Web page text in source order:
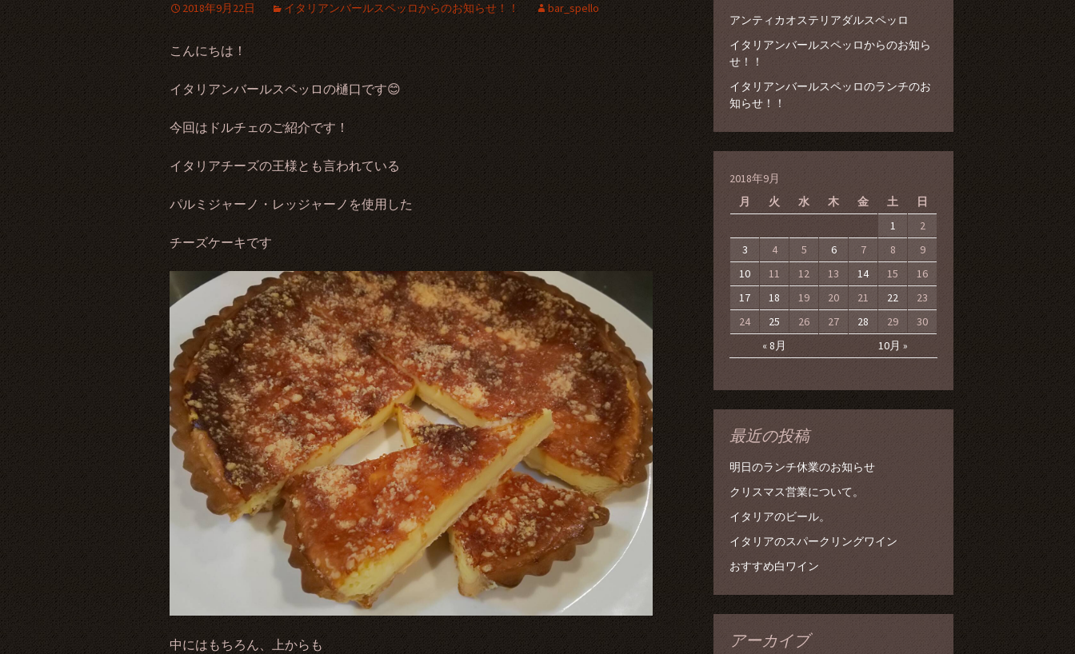
2018年9月22日 イタリアンバールスペッロからのお知らせ！！ bar_spello
こんにちは！
イタリアンバールスペッロの樋口です😊
今回はドルチェのご紹介です！
イタリアチーズの王様とも言われている
パルミジャーノ・レッジャーノを使用した
チーズケーキです
中にはもちろん、上からも
アンティカオステリアダルスペッロ
イタリアンバールスペッロからのお知ら
せ！！
イタリアンバールスペッロのランチのお
知らせ！！
2018年9月
月
火 水 木 金 土 日
« 8月 10月 »
1
2
3
4 5 6 7 8
9
10
11 12 13 14 15
16
17
18 19 20 21 22
23
24
25 26 27 28 29 30
最近の投稿
明日のランチ休業のお知らせ
クリスマス営業について。
イタリアのビール。
イタリアのスパークリングワイン
おすすめ白ワイン
アーカイブ